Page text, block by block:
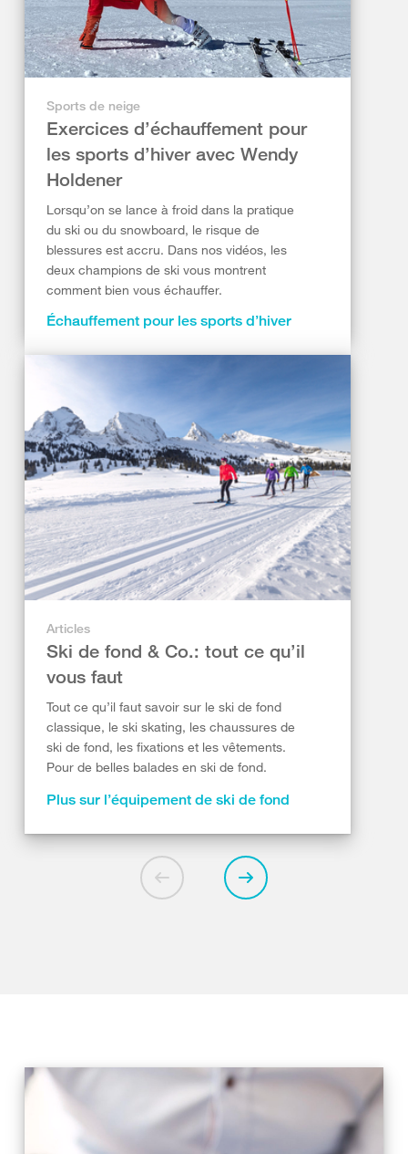
Sports de neige
Exercices d’échauffement pour
les sports d’hiver avec Wendy
Holdener
Lorsqu’on se lance à froid dans la pratique
du ski ou du snowboard, le risque de
blessures est accru. Dans nos vidéos, les
deux champions de ski vous montrent
comment bien vous échauffer.
Échauffement pour les sports d’hiver
Articles
Ski de fond & Co.: tout ce qu’il
vous faut
Tout ce qu’il faut savoir sur le ski de fond
classique, le ski skating, les chaussures de
ski de fond, les fixations et les vêtements.
Pour de belles balades en ski de fond.
Plus sur l’équipement de ski de fond